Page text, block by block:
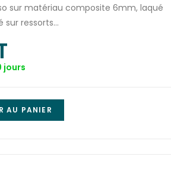
sur matériau composite 6mm, laqué
sur ressorts…
jours
AU PANIER